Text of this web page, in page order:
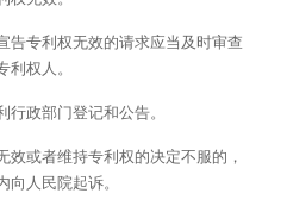
告专利权无效的请求应当及时审查
权人。
政部门登记和公告。
或者维持专利权的决定不服的，
人民院起诉。